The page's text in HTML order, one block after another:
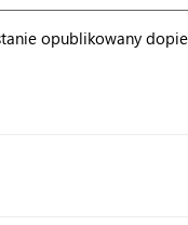
opublikowany